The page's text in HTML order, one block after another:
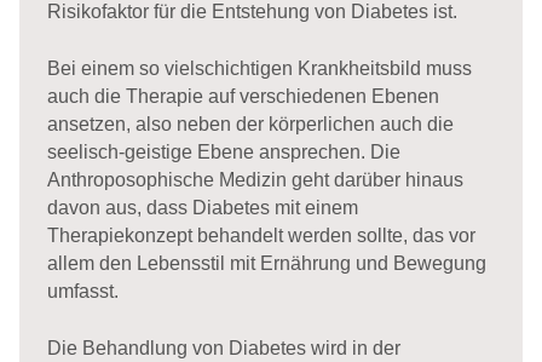
Risikofaktor für die Entstehung von Diabetes ist.
Bei einem so vielschichtigen Krankheitsbild muss
auch die Therapie auf verschiedenen Ebenen
ansetzen, also neben der körperlichen auch die
seelisch-geistige Ebene ansprechen. Die
Anthroposophische Medizin geht darüber hinaus
davon aus, dass Diabetes mit einem
Therapiekonzept behandelt werden sollte, das vor
allem den Lebensstil mit Ernährung und Bewegung
umfasst.
Die Behandlung von Diabetes wird in der